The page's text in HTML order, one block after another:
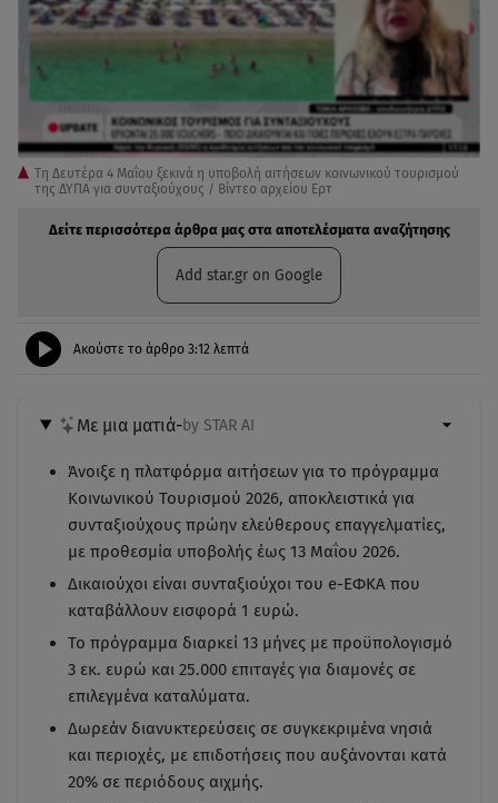
Tη Δευτέρα 4 Μαΐου ξεκινά η υποβολή αιτήσεων κοινωνικού τουρισμού
της ΔΥΠΑ για συνταξιούχους / Βίντεο αρχείου Ερτ
Δείτε περισσότερα άρθρα μας στα αποτελέσματα αναζήτησης
Add star.gr on Google
Ακούστε το άρθρο 3:12 λεπτά
Με μια ματιά-by STAR AI
Άνοιξε η πλατφόρμα αιτήσεων για το πρόγραμμα
Κοινωνικού Τουρισμού 2026, αποκλειστικά για
συνταξιούχους πρώην ελεύθερους επαγγελματίες,
με προθεσμία υποβολής έως 13 Μαΐου 2026.
Δικαιούχοι είναι συνταξιούχοι του e-ΕΦΚΑ που
καταβάλλουν εισφορά 1 ευρώ.
Το πρόγραμμα διαρκεί 13 μήνες με προϋπολογισμό
3 εκ. ευρώ και 25.000 επιταγές για διαμονές σε
επιλεγμένα καταλύματα.
Δωρεάν διανυκτερεύσεις σε συγκεκριμένα νησιά
και περιοχές, με επιδοτήσεις που αυξάνονται κατά
20% σε περιόδους αιχμής.